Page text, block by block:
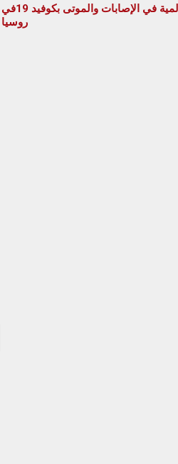
أرقام قياسية عالمية في الإصابات والموتى بكوفيد 19في
روسيا